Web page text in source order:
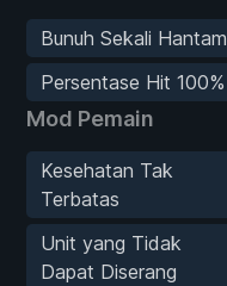
Bunuh Sekali Hantam
Persentase Hit 100%
Mod Pemain
Kesehatan Tak
Terbatas
Unit yang Tidak
Dapat Diserang